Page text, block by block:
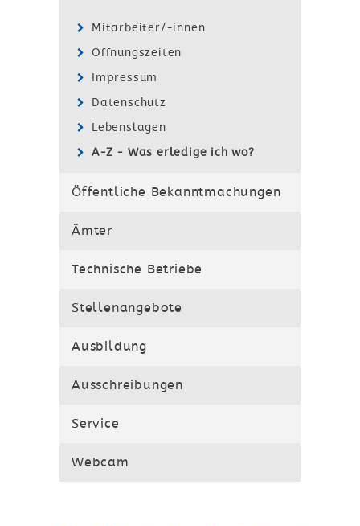
Mitarbeiter/-innen
Öffnungszeiten
Impressum
Datenschutz
Lebenslagen
A-Z - Was erledige ich wo?
Öffentliche Bekanntmachungen
Ämter
Technische Betriebe
Stellenangebote
Ausbildung
Ausschreibungen
Service
Webcam